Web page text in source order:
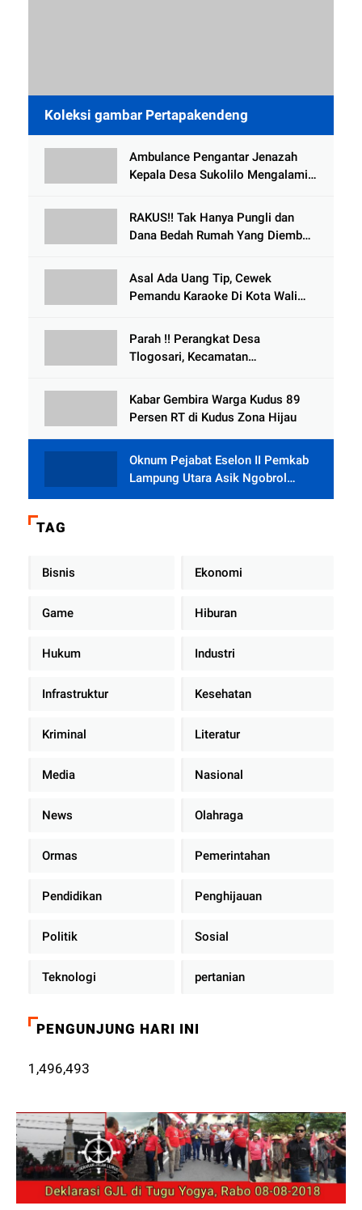
Koleksi gambar Pertapakendeng
Ambulance Pengantar Jenazah
Kepala Desa Sukolilo Mengalami
Meninggal Dunia
RAKUS!! Tak Hanya Pungli dan
Dana Bedah Rumah Yang Diembat,
Tlogowungu, di Duga
Selewengkan Bantuan Mushola
Asal Ada Uang Tip, Cewek
Pemandu Karaoke Di Kota Wali
Parah !! Perangkat Desa
Tlogosari, Kecamatan
Rumah dari BAZNAS
Kabar Gembira Warga Kudus 89
Persen RT di Kudus Zona Hijau
Oknum Pejabat Eselon II Pemkab
Lampung Utara Asik Ngobrol
Dengan Teman Kencan Wanitanya
TAG
Bisnis Ekonomi
Game Hiburan
Hukum Industri
Infrastruktur Kesehatan
Kriminal Literatur
Media Nasional
News Olahraga
Ormas Pemerintahan
Pendidikan Penghijauan
Politik Sosial
Teknologi pertanian
PENGUNJUNG HARI INI
1,496,493